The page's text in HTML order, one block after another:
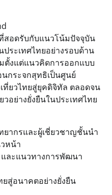
สอดรับกับแนวโน้มปัจจุบัน
ระเทศไทยอย่างรอบด้าน
ตั้งแต่แนวคิดการออกแบบ
กระจกสุทธิเป็นศูนย์
ที่ยวไทยสู่ยุคดิจิทัล ตลอดจน
อย่างยั่งยืนในประเทศไทย
ยากรและผู้เชี่ยวชาญชั้นนำ
หน้า
ละแนวทางการพัฒนา
สู่อนาคตอย่างยั่งยืน